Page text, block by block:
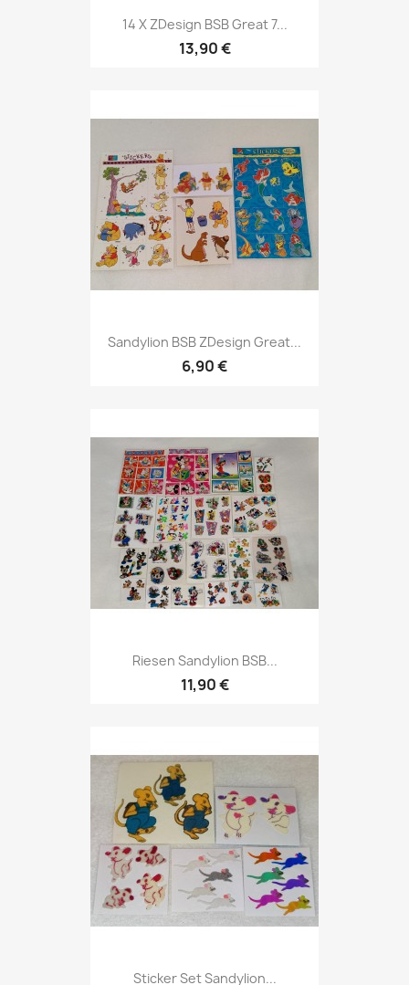
14 X ZDesign BSB Great 7...
13,90 €
Sandylion BSB ZDesign Great...
6,90 €
Riesen Sandylion BSB...
11,90 €
Sticker Set Sandylion...